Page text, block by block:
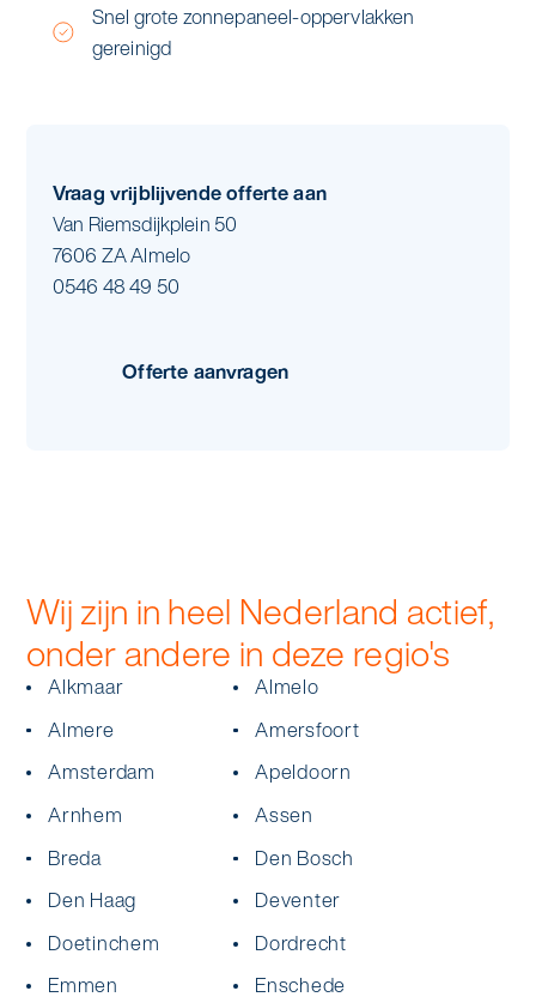
Vraag vrijblijvende offerte aan
Van Riemsdijkplein 50
7606 ZA Almelo
0546 48 49 50
Offerte aanvragen
Snel grote zonnepaneel-oppervlakken
gereinigd
Wij zijn in heel Nederland actief,
onder andere in deze regio's
Alkmaar
Almelo
Almere
Amersfoort
Amsterdam
Apeldoorn
Arnhem
Assen
Breda
Den Bosch
Den Haag
Deventer
Doetinchem
Dordrecht
Emmen
Enschede